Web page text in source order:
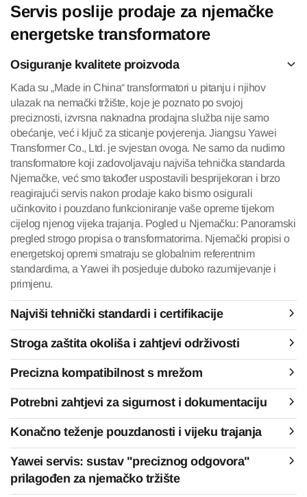
Servis poslije prodaje za njemačke
energetske transformatore
Osiguranje kvalitete proizvoda
Kada su „Made in China“ transformatori u pitanju i njihov
ulazak na nemački tržište, koje je poznato po svojoj
preciznosti, izvrsna naknadna prodajna služba nije samo
obećanje, već i ključ za sticanje povjerenja. Jiangsu Yawei
Transformer Co., Ltd. je svjestan ovoga. Ne samo da nudimo
transformatore koji zadovoljavaju najviša tehnička standarda
Njemačke, već smo također uspostavili besprijekoran i brzo
reagirajući servis nakon prodaje kako bismo osigurali
učinkovito i pouzdano funkcioniranje vaše opreme tijekom
cijelog njenog vijeka trajanja. Pogled u Njemačku: Panoramski
pregled strogo propisa o transformatorima. Njemački propisi o
energetskoj opremi smatraju se globalnim referentnim
standardima, a Yawei ih posjeduje duboko razumijevanje i
primjenu.
Najviši tehnički standardi i certifikacije
Stroga zaštita okoliša i zahtjevi održivosti
Precizna kompatibilnost s mrežom
Potrebni zahtjevi za sigurnost i dokumentaciju
Konačno teženje pouzdanosti i vijeku trajanja
Yawei servis: sustav "preciznog odgovora"
prilagođen za njemačko tržište